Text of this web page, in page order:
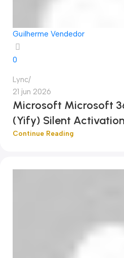
Guilherme Vendedor
0
Lync
21 jun 2026
Microsoft Microsoft
(Yify) Silent
Continue Reading